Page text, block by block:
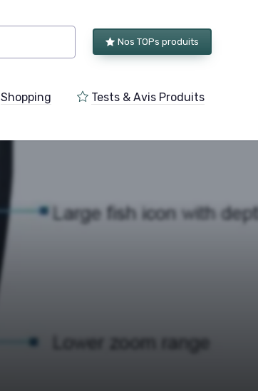
Nos TOPs produits
Shopping Tests & Avis Produits